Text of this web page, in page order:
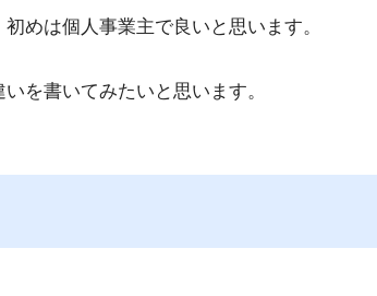
めは個人事業主で良いと思います。
を書いてみたいと思います。